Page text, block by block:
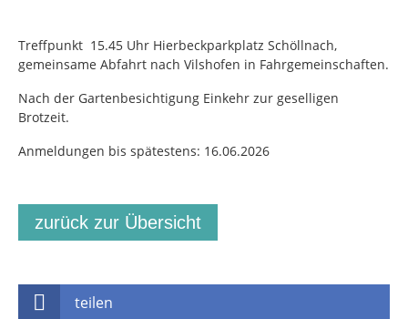
Treffpunkt 15.45 Uhr Hierbeckparkplatz Schöllnach,
gemeinsame Abfahrt nach Vilshofen in Fahrgemeinschaften.
Nach der Gartenbesichtigung Einkehr zur geselligen
Brotzeit.
Anmeldungen bis spätestens: 16.06.2026
zurück zur Übersicht
teilen